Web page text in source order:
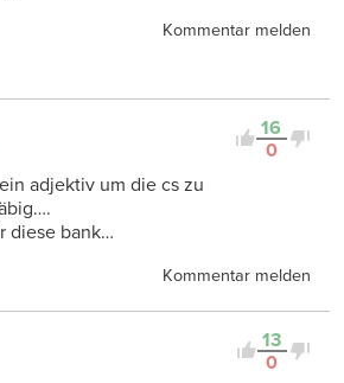
Kommentar melden
16
0
adjektiv um die cs zu
diese bank…
Kommentar melden
13
0